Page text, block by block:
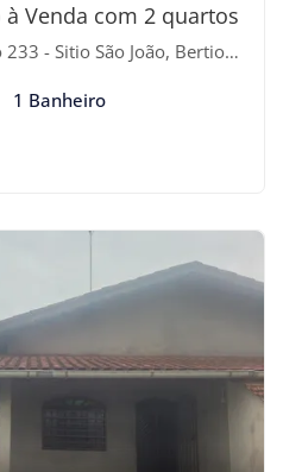
Venda com 2 quartos
- Sitio São João, Bertioga-SP
1 Banheiro